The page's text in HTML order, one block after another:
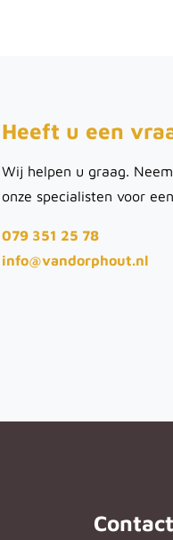
Heeft u een
Wij helpen u graag.
onze specialisten voor
079 351 25 78
info@vandorphout.nl
Contact